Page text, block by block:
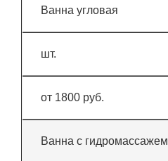
Ванна угловая
шт.
от 1800 руб.
Ванна с гидромассажем